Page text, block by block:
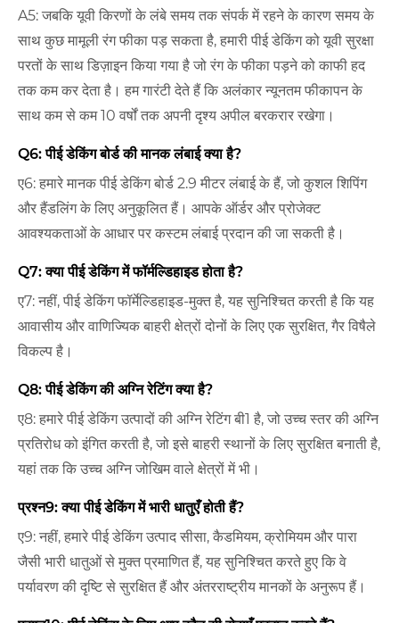
A5: जबकि यूवी किरणों के लंबे समय तक संपर्क में रहने के कारण समय के
साथ कुछ मामूली रंग फीका पड़ सकता है, हमारी पीई डेकिंग को यूवी सुरक्षा
परतों के साथ डिज़ाइन किया गया है जो रंग के फीका पड़ने को काफी हद
तक कम कर देता है। हम गारंटी देते हैं कि अलंकार न्यूनतम फीकापन के
साथ कम से कम 10 वर्षों तक अपनी दृश्य अपील बरकरार रखेगा।
Q6: पीई डेकिंग बोर्ड की मानक लंबाई क्या है?
ए6: हमारे मानक पीई डेकिंग बोर्ड 2.9 मीटर लंबाई के हैं, जो कुशल शिपिंग
और हैंडलिंग के लिए अनुकूलित हैं। आपके ऑर्डर और प्रोजेक्ट
आवश्यकताओं के आधार पर कस्टम लंबाई प्रदान की जा सकती है।
Q7: क्या पीई डेकिंग में फॉर्मल्डिहाइड होता है?
ए7: नहीं, पीई डेकिंग फॉर्मेल्डिहाइड-मुक्त है, यह सुनिश्चित करती है कि यह
आवासीय और वाणिज्यिक बाहरी क्षेत्रों दोनों के लिए एक सुरक्षित, गैर विषैले
विकल्प है।
Q8: पीई डेकिंग की अग्नि रेटिंग क्या है?
ए8: हमारे पीई डेकिंग उत्पादों की अग्नि रेटिंग बी1 है, जो उच्च स्तर की अग्नि
प्रतिरोध को इंगित करती है, जो इसे बाहरी स्थानों के लिए सुरक्षित बनाती है,
यहां तक ​​कि उच्च अग्नि जोखिम वाले क्षेत्रों में भी।
प्रश्न9: क्या पीई डेकिंग में भारी धातुएँ होती हैं?
ए9: नहीं, हमारे पीई डेकिंग उत्पाद सीसा, कैडमियम, क्रोमियम और पारा
जैसी भारी धातुओं से मुक्त प्रमाणित हैं, यह सुनिश्चित करते हुए कि वे
पर्यावरण की दृष्टि से सुरक्षित हैं और अंतरराष्ट्रीय मानकों के अनुरूप हैं।